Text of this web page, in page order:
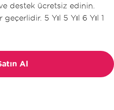
destek ücretsiz edinin.
geçerlidir. 5 Yıl 5 Yıl 6 Yıl 1
Al